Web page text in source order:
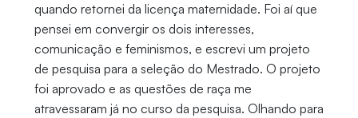
quando retornei da licença maternidade. Foi aí que
pensei em convergir os dois interesses,
comunicação e feminismos, e escrevi um projeto
de pesquisa para a seleção do Mestrado. O projeto
foi aprovado e as questões de raça me
atravessaram já no curso da pesquisa. Olhando para